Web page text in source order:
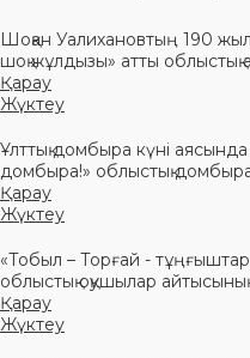
Шоқан Уалихановтың 190
шоқ жұлдызы» атты
Қарау
Жүктеу
Ұлттық домбыра күні аясында
домбыра!» облыстық
Қарау
Жүктеу
«Тобыл – Торғай -
облыстық оқушылар
Қарау
Жүктеу